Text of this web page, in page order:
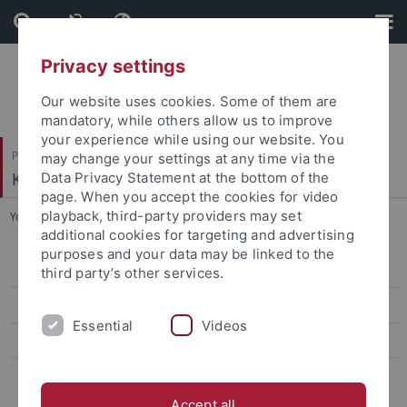
Skip
to
content
Skip
to
footer
Philosophische Fakultät
Koreanistik
You are here: Startseite ... Studienberatung
Häufig gestellte Fragen
Auslandsstudium
Privacy settings
Our website uses cookies. Some of them are
mandatory, while others allow us to improve
your experience while using our website. You
may change your settings at any time via the
Data Privacy Statement at the bottom of the
page. When you accept the cookies for video
playback, third-party providers may set
additional cookies for targeting and advertising
purposes and your data may be linked to the
third party’s other services.
Essential Videos